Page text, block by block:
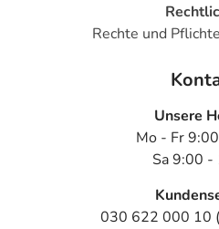
Rechte und
Unsere
Mo - Fr
Sa 9:00 -
030 622 000 10